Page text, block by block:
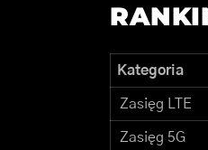
Kategoria
Zasięg LTE
Zasięg 5G